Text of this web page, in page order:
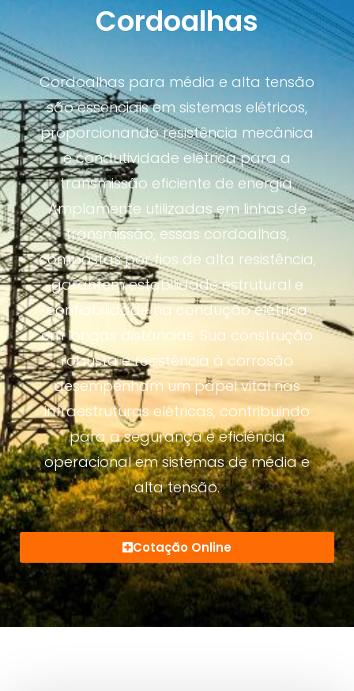
Cordoalhas
Cordoalhas para média e alta tensão
são essenciais em sistemas elétricos,
proporcionando resistência mecânica
e condutividade elétrica para a
transmissão eficiente de energia.
Amplamente utilizadas em linhas de
transmissão, essas cordoalhas,
compostas por fios de alta resistência,
garantem estabilidade estrutural e
confiabilidade na condução elétrica
em longas distâncias. Sua construção
robusta e resistência à corrosão
desempenham um papel vital nas
infraestruturas elétricas, contribuindo
para a segurança e eficiência
operacional em sistemas de média e
alta tensão.
Cotação Online